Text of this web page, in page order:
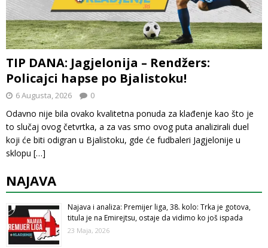
TIP DANA: Jagjelonija – Rendžers:
Policajci hapse po Bjalistoku!
6 Augusta, 2026 0
Odavno nije bila ovako kvalitetna ponuda za klađenje kao što je
to slučaj ovog četvrtka, a za vas smo ovog puta analizirali duel
koji će biti odigran u Bjalistoku, gde će fudbaleri Jagjelonije u
sklopu […]
NAJAVA
Najava i analiza: Premijer liga, 38. kolo: Trka je gotova,
titula je na Emirejtsu, ostaje da vidimo ko još ispada
23 Maja, 2026